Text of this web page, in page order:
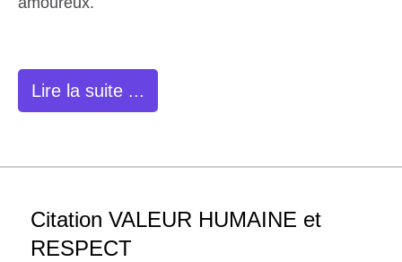
Lire la suite ...
Citation VALEUR HUMAINE et
RESPECT